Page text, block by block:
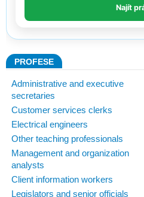
PROFESE
Administrative and executive
secretaries
Customer services clerks
Electrical engineers
Other teaching professionals
Management and organization
analysts
Client information workers
Legislators and senior officials